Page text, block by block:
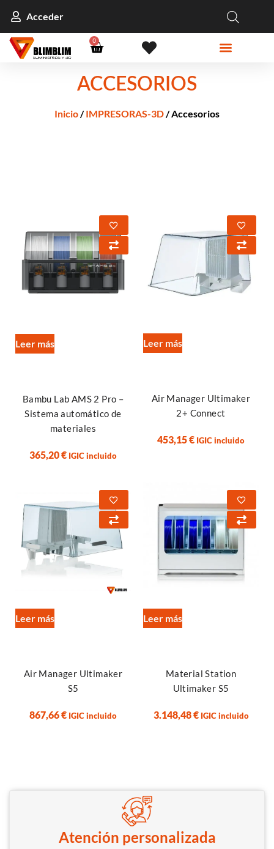
Acceder
0
ACCESORIOS
Inicio/IMPRESORAS-3D/ Accesorios
Leer más
Bambu Lab AMS 2 Pro –
Sistema automático de
materiales
365,20€ IGIC incluido
Leer más
Air Manager Ultimaker
2+ Connect
453,15€ IGIC incluido
Leer más
Air Manager Ultimaker
S5
867,66€ IGIC incluido
Leer más
Material Station
Ultimaker S5
3.148,48€ IGIC incluido
Atención personalizada